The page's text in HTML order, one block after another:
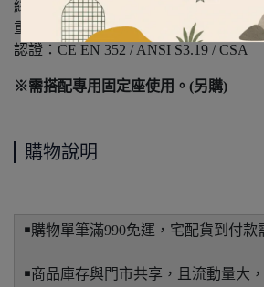
綠色
重量：約 280 g 公克
認證：CE EN 352 / ANSI S3.19 / CSA
※需搭配專用固定座使用。​(另購)
購物說明
￭購物單筆滿990免運，宅配貨到付款
￭商品庫存與門市共享，且流動量大